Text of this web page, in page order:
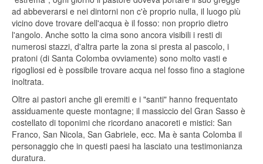
ad abbeverarsi e nei dintorni non c'è proprio nulla, il luogo più
vicino dove trovare dell'acqua è il fosso: non proprio dietro
l'angolo. Anche sotto la cima sono ancora visibili i resti di
numerosi stazzi, d'altra parte la zona si presta al pascolo, i
pratoni (di Santa Colomba ovviamente) sono molto vasti e
rigogliosi ed è possibile trovare acqua nel fosso fino a stagione
inoltrata.
Oltre ai pastori anche gli eremiti e i "santi" hanno frequentato
assiduamente queste montagne; il massiccio del Gran Sasso è
costellato di toponimi che ricordano anacoreti e mistici: San
Franco, San Nicola, San Gabriele, ecc. Ma è santa Colomba il
personaggio che in questi paesi ha lasciato una testimonianza
duratura.